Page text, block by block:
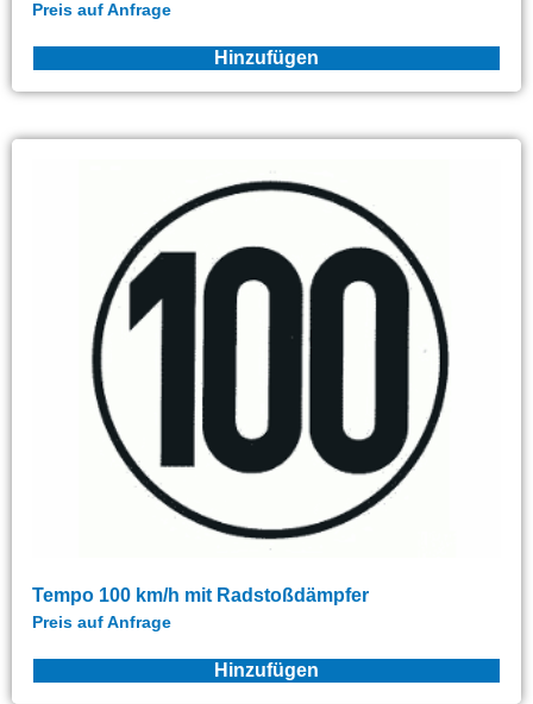
Preis auf Anfrage
Hinzufügen
Tempo 100 km/h mit Radstoßdämpfer
Preis auf Anfrage
Hinzufügen